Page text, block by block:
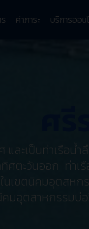
ค่าภาระ บริการออน
ทศ และเป็นท่าเ
วณชายฝั่งทะเล
รมในเขตนิคมอุ
ง, นิคมอุตสาหก
และเป็นท่าเรือ
ศตะวันออก ท่าเ
เขตนิคมอุตสห
มอุตสาหกรรมบ่
ศรี